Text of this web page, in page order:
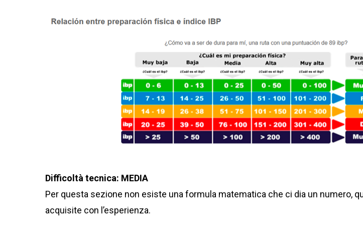
Difficoltà tecnica: MEDIA
Per questa sezione non esiste una formula matematica che ci dia un numero,
acquisite con l’esperienza.